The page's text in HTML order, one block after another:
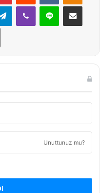
TelegramViber Line E-Posta ile
Yazdır
Unuttunuz mu?